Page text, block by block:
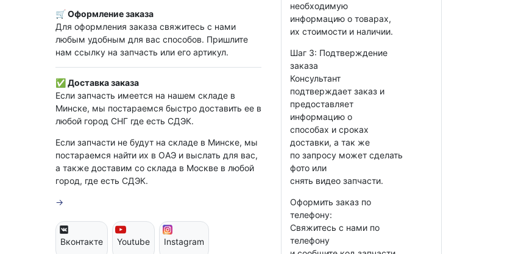
необходимую
информацию о товарах,
их стоимости и наличии.
Шаг 3: Подтверждение
заказа
Консультант
подтверждает заказ и
предоставляет
информацию о
способах и сроках
доставки, а так же
по запросу может сделать
фото или
снять видео запчасти.
Оформить заказ по
телефону:
Свяжитесь с нами по
телефону
🛒 Оформление заказа
Для оформления заказа свяжитесь с нами
любым удобным для вас способов. Пришлите
нам ссылку на запчасть или его артикул.
✅ Доставка заказа
Если запчасть имеется на нашем складе в
Минске, мы постараемся быстро доставить ее в
любой город СНГ где есть СДЭК.
Если запчасти не будут на складе в Минске, мы
постараемся найти их в ОАЭ и выслать для вас,
а также доставим со склада в Москве в любой
город, где есть СДЭК.
→
Вконтакте Youtube Instagram